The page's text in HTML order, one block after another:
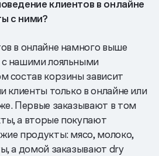
клиентов в онлайне
с ними?
в онлайне намного выше
нашими лояльными
состав корзины зависит
клиенты только в онлайне или
Первые заказывают в том
а вторые покупают
продукты: мясо, молоко,
а домой заказывают dry